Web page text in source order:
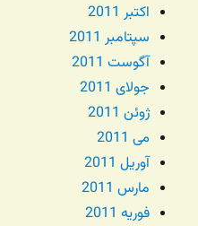
اکتبر 2011
سپتامبر 2011
آگوست 2011
جولای 2011
ژوئن 2011
می 2011
آوریل 2011
مارس 2011
فوریه 2011